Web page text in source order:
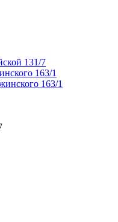
131/7
163/1
163/1